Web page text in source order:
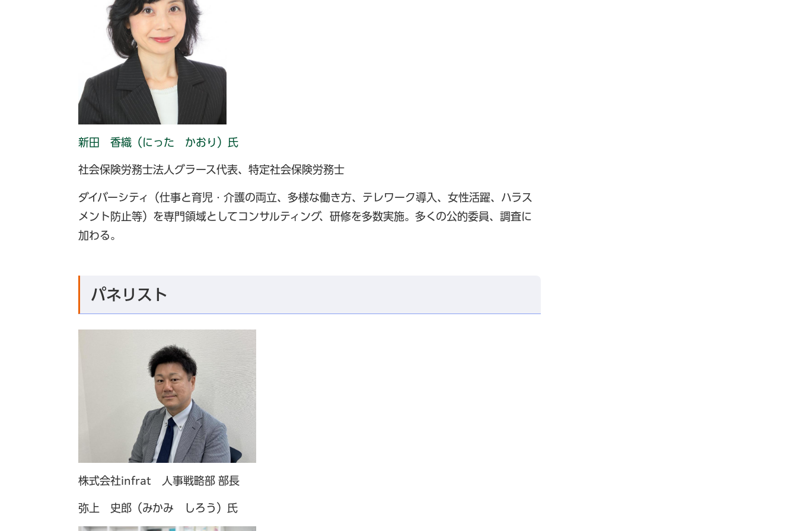
新田 香織（にった かおり）氏
社会保険労務士法人グラース代表、特定社会保険労務士
ダイバーシティ（仕事と育児・介護の両立、多様な働き方、テレワーク導入、女性活躍、ハラス
メント防止等）を専門領域としてコンサルティング、研修を多数実施。多くの公的委員、調査に
加わる。
パネリスト
株式会社infrat 人事戦略部 部長
弥上 史郎（みかみ しろう）氏